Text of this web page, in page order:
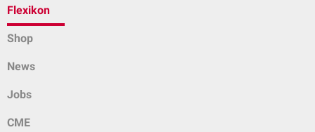
Flexikon
Shop
News
Jobs
CME